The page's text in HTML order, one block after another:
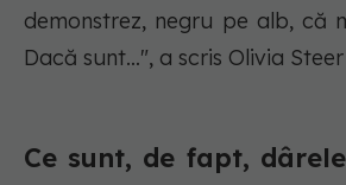
demonstrez, negru pe alb, că
Dacă sunt…", a scris Olivia
Ce sunt, de fapt,